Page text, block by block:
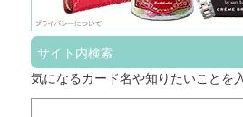
サイト内検索
気になるカード名や知りたいことを